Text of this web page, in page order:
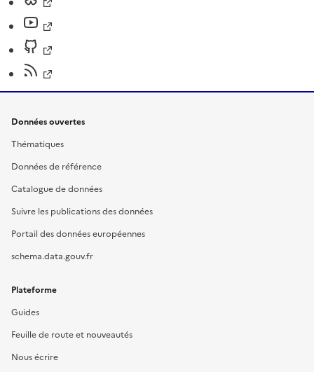
Données ouvertes
Thématiques
Données de référence
Catalogue de données
Suivre les publications des données
Portail des données européennes
schema.data.gouv.fr
Plateforme
Guides
Feuille de route et nouveautés
Nous écrire